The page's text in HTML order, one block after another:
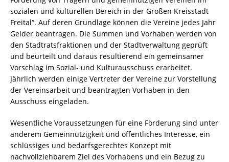
sozialen und kulturellen Bereich in der Großen Kreisstadt
Freital“. Auf deren Grundlage können die Vereine jedes Jahr
Gelder beantragen. Die Summen und Vorhaben werden von
den Stadtratsfraktionen und der Stadtverwaltung geprüft
und beurteilt und daraus resultierend ein gemeinsamer
Vorschlag im Sozial- und Kulturausschuss erarbeitet.
Jährlich werden einige Vertreter der Vereine zur Vorstellung
der Vereinsarbeit und beantragten Vorhaben in den
Ausschuss eingeladen.
Wesentliche Voraussetzungen für eine Förderung sind unter
anderem Gemeinnützigkeit und öffentliches Interesse, ein
schlüssiges und bedarfsgerechtes Konzept mit
nachvollziehbarem Ziel des Vorhabens und ein Bezug zu